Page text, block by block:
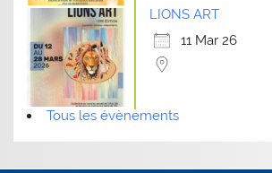
LIONS ART
11 Mar 26
Tous les évènements